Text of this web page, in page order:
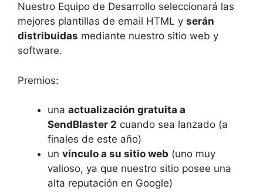
Nuestro Equipo de Desarrollo seleccionará las
mejores plantillas de email HTML y serán
distribuidas mediante nuestro sitio web y
software.
Premios:
una actualización gratuita a
SendBlaster 2 cuando sea lanzado (a
finales de este año)
un vínculo a su sitio web (uno muy
valioso, ya que nuestro sitio posee una
alta reputación en Google)